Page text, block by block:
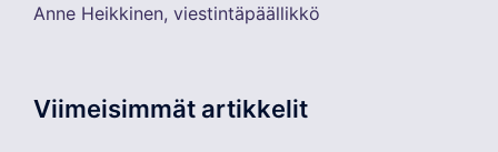
Anne Heikkinen, viestintäpäällikkö
Viimeisimmät artikkelit